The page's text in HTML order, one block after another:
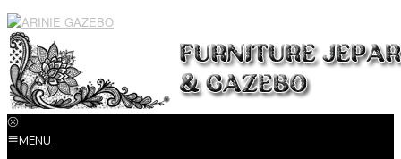
Loncat
ke
konten
MENU